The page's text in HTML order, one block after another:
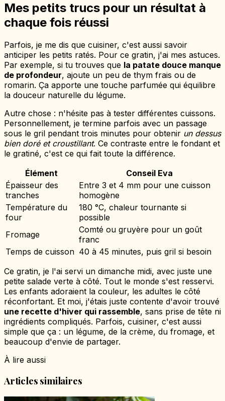
Mes petits trucs pour un résultat à
chaque fois réussi
Parfois, je me dis que cuisiner, c'est aussi savoir
anticiper les petits ratés. Pour ce gratin, j'ai mes astuces.
Par exemple, si tu trouves que la patate douce manque
de profondeur, ajoute un peu de thym frais ou de
romarin. Ça apporte une touche parfumée qui équilibre
la douceur naturelle du légume.
Autre chose : n'hésite pas à tester différentes cuissons.
Personnellement, je termine parfois avec un passage
sous le gril pendant trois minutes pour obtenir un dessus
bien doré et croustillant. Ce contraste entre le fondant et
le gratiné, c'est ce qui fait toute la différence.
Élément
Conseil Eva
Épaisseur des
tranches
Entre 3 et 4 mm pour une cuisson
homogène
Température du
four
180 °C, chaleur tournante si
possible
Fromage
Comté ou gruyère pour un goût
franc
Temps de cuisson 40 à 45 minutes, puis gril si besoin
Ce gratin, je l'ai servi un dimanche midi, avec juste une
petite salade verte à côté. Tout le monde s'est resservi.
Les enfants adoraient la couleur, les adultes le côté
réconfortant. Et moi, j'étais juste contente d'avoir trouvé
une recette d'hiver qui rassemble, sans prise de tête ni
ingrédients compliqués. Parfois, cuisiner, c'est aussi
simple que ça : un légume, de la crème, du fromage, et
beaucoup d'envie de partager.
À lire aussi
Articles similaires